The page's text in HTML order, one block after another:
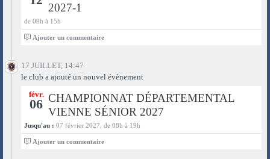
2027-1
de 09h à 15h
0 Ajouter un commentaire
17 JUILLET, 14:47
le club a ajouté un nouvel évènement
févr.
06 CHAMPIONNAT DÉPARTEMENTAL
VIENNE SÉNIOR 2027
Jusqu'au : 07 février 2027, de 08h à 19h
0 Ajouter un commentaire